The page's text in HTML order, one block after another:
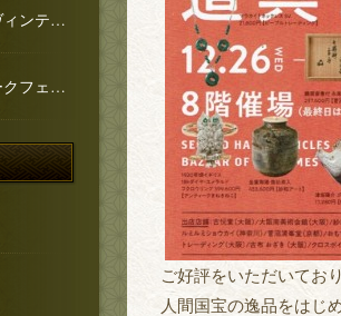
ご好評をいただいてお
人間国宝の逸品をはじ
阪神百貨店にて開催 ヴィンテージ雑貨マルシェへ出店いたします
第95回 京都アンティークフェア 出店のお知らせ